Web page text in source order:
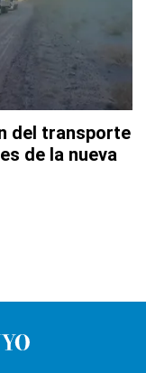
del transporte
de la nueva